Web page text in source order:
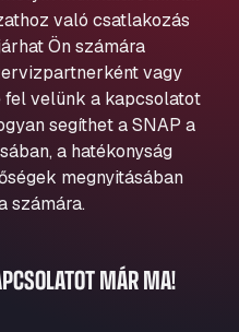
való csatlakozás
Ön számára
vagy
velünk a kapcsolatot
segíthet a SNAP a
a hatékonyság
megnyitásában
számára.
MÁR MA!